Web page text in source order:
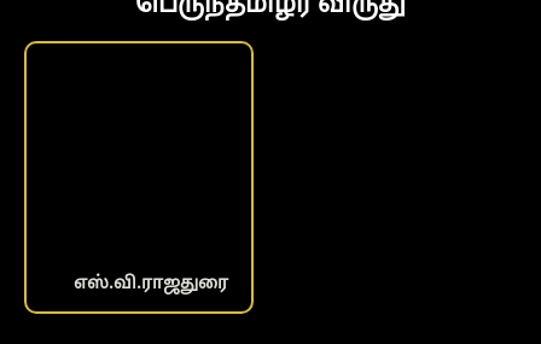
எஸ்.வி.ராஜதுரை